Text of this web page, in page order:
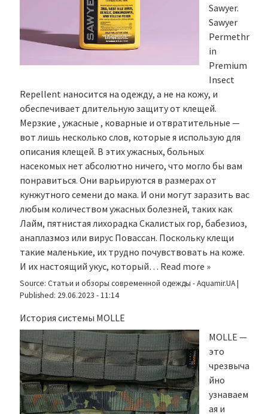
Sawyer.
Sawyer
Permethr
in
Premium
Insect
Repellent наносится на одежду, а не на кожу, и
обеспечивает длительную защиту от клещей.
Мерзкие , ужасные , коварные и отвратительные —
вот лишь несколько слов, которые я использую для
описания клещей. В этих ужасных, больных
насекомых нет абсолютно ничего, что могло бы вам
понравиться. Они варьируются в размерах от
кунжутного семени до мака. И они могут заразить вас
любым количеством ужасных болезней, таких как
Лайм, пятнистая лихорадка Скалистых гор, бабезиоз,
анаплазмоз или вирус Повассан. Поскольку клещи
такие маленькие, их трудно почувствовать на коже.
И их настоящий укус, который… Read more »
Source: Статьи и обзоры современной одежды - Aquamir.UA|
Published: 29.06.2023 - 11:14
История системы MOLLE
MOLLE —
это
чрезвыча
йно
узнаваем
ая и